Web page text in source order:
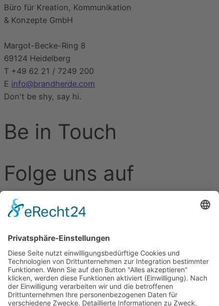
Büro für Kreation, Kommunikation
& Konzepte GmbH
Margot-Becke-Ring 8
69124 Heidelberg
T +49 62 21 / 7249 200
E info@brandherde.com
Don't be shy, say hi.
Be in Touch
Folge uns auf